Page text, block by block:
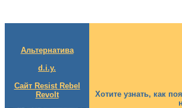
Альтернатива
d.i.y.
Сайт Resist Rebel
Revolt
Хотите узнать, как